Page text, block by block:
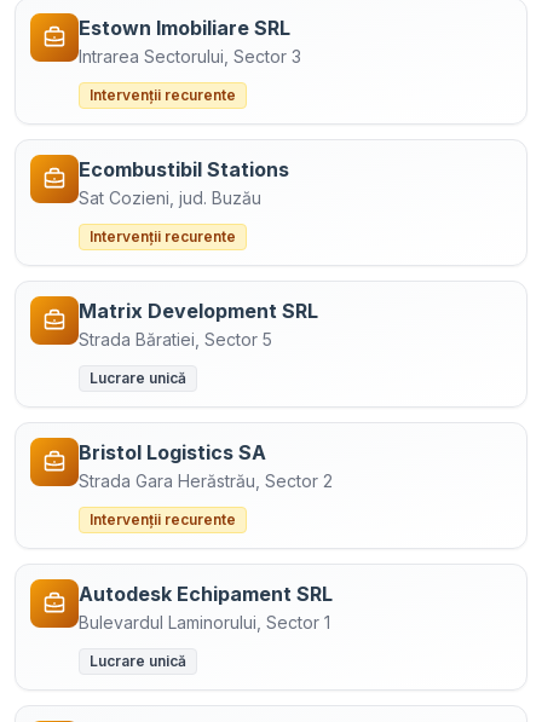
Estown Imobiliare SRL
Intrarea Sectorului, Sector 3
Intervenții recurente
Ecombustibil Stations
Sat Cozieni, jud. Buzău
Intervenții recurente
Matrix Development SRL
Strada Băratiei, Sector 5
Lucrare unică
Bristol Logistics SA
Strada Gara Herăstrău, Sector 2
Intervenții recurente
Autodesk Echipament SRL
Bulevardul Laminorului, Sector 1
Lucrare unică